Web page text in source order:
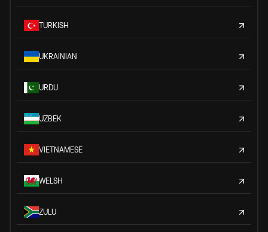
TURKISH
UKRAINIAN
URDU
UZBEK
VIETNAMESE
WELSH
ZULU